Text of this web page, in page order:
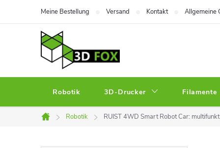
Meine Bestellung Versand Kontakt Allgemeine
Robotik 3D-Drucker Filamente
Startseite
Robotik RUIST 4WD Smart Robot Car: